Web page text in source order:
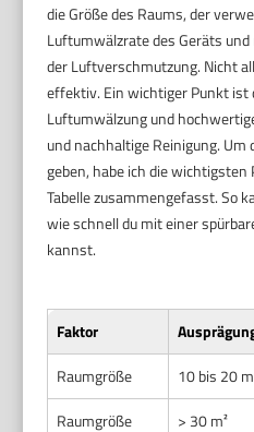
die Größe des Raums, der
Luftumwälzrate des Geräts
der Luftverschmutzung. Nicht
effektiv. Ein wichtiger Punkt ist
Luftumwälzung und
und nachhaltige Reinigung. Um
geben, habe ich die
Tabelle zusammengefasst. So
wie schnell du mit einer
kannst.
Faktor
Raumgröße
10 bis 20
Raumgröße
> 30 m²